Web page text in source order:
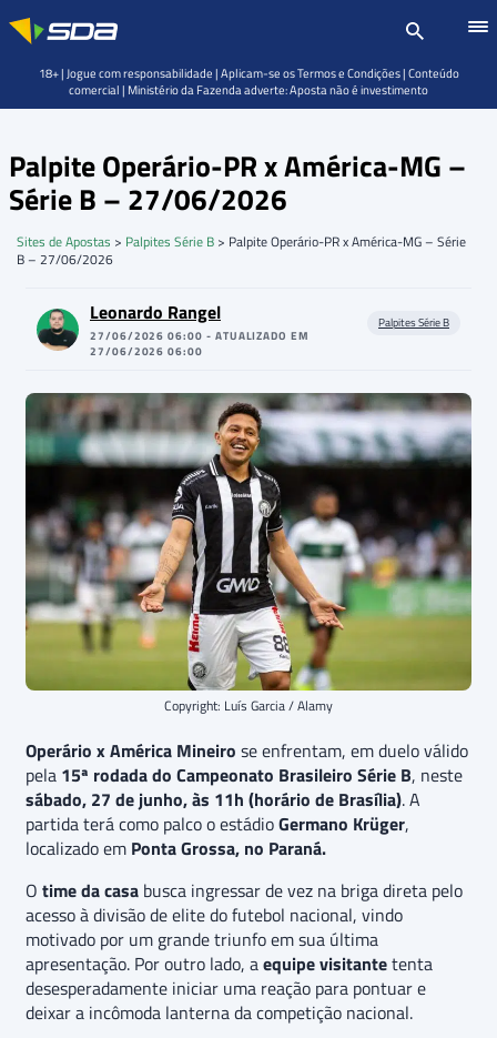
Palpite Operário-PR x América-MG –
Série B – 27/06/2026
Sites de Apostas > Palpites Série B > Palpite Operário-PR x América-MG – Série
B – 27/06/2026
Leonardo Rangel
27/06/2026 06:00 - ATUALIZADO EM
27/06/2026 06:00
Palpites Série B
Copyright: Luís Garcia / Alamy
Operário x América Mineiro se enfrentam, em duelo válido
pela 15ª rodada do Campeonato Brasileiro Série B, neste
sábado, 27 de junho, às 11h (horário de Brasília). A
partida terá como palco o estádioGermano Krüger,
localizado em Ponta Grossa, no Paraná.
O time da casa busca ingressar de vez na briga direta pelo
acesso à divisão de elite do futebol nacional, vindo
motivado por um grande triunfo em sua última
apresentação. Por outro lado, aequipe visitantetenta
desesperadamente iniciar uma reação para pontuar e
deixar a incômoda lanterna da competição nacional.
18+ | Jogue com responsabilidade | Aplicam-se os Termos e Condições | Conteúdo
comercial | Ministério da Fazenda adverte: Aposta não é investimento